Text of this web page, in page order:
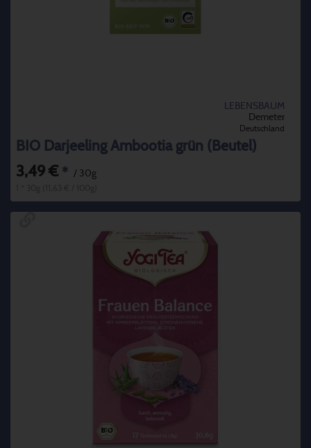
LEBENSBAUM
Demeter
Deutschland
BIO Darjeeling Ambootia grün (Beutel)
3,49 € * / 30g